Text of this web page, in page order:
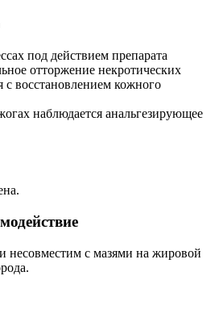
под действием препарата
отторжение некротических
с восстановлением кожного
наблюдается анальгезирующее
с мазями на жировой